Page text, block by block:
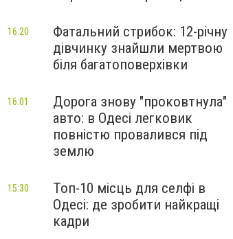
Фатальний стрибок: 12-річну
дівчинку знайшли мертвою
біля багатоповерхівки
16:20
Дорога знову "проковтнула"
авто: в Одесі легковик
повністю провалився під
землю
16:01
Топ-10 місць для селфі в
Одесі: де зробити найкращі
кадри
15:30